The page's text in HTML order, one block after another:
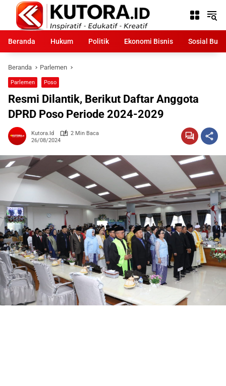
Langsung
konten
Beranda
Hukum Politik Ekonomi Bisnis Sosial
Beranda Parlemen
Parlemen Poso
Resmi Dilantik, Berikut Daftar Anggota
DPRD Poso Periode 2024-2029
Kutora.id
2 Min Baca
26/08/2024